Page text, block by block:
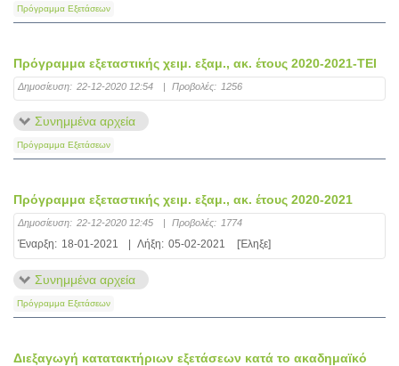
Πρόγραμμα Εξετάσεων
Πρόγραμμα εξεταστικής χειμ. εξαμ., ακ. έτους 2020-2021-TEI
Δημοσίευση: 22-12-2020 12:54 | Προβολές: 1256
Συνημμένα αρχεία
Πρόγραμμα Εξετάσεων
Πρόγραμμα εξεταστικής χειμ. εξαμ., ακ. έτους 2020-2021
Δημοσίευση: 22-12-2020 12:45 | Προβολές: 1774
Έναρξη: 18-01-2021 | Λήξη: 05-02-2021 [Έληξε]
Συνημμένα αρχεία
Πρόγραμμα Εξετάσεων
Διεξαγωγή κατατακτήριων εξετάσεων κατά το ακαδημαϊκό